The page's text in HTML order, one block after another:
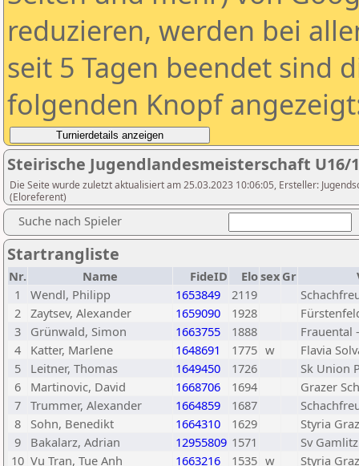
reduzieren, werden bei
seit 5 Tagen beendet sind
folgenden Knopf
Steirische Jugendlandesmeisterschaft U16/
Die Seite wurde zuletzt aktualisiert am 25.03.2023 10:06:05, Ersteller:
(Eloreferent)
Suche nach Spieler
Startrangliste
Nr. Name FideID Elosex Gr
1
Wendl, Philipp 1653849 2119
2 Zaytsev, Alexander 1659090 1928
3
Grünwald, Simon 1663755 1888
Frauental
4
Katter, Marlene 1648691 1775 w
Flavia
5
Leitner, Thomas 1649450 1726
Sk Union
6
Martinovic, David 1668706 1694
Grazer
7 Trummer, Alexander 1664859 1687
8
Sohn, Benedikt 1664310 1629
Styria Graz
9
Bakalarz, Adrian 12955809 1571
Sv Gamlitz
10 Vu Tran, Tue Anh 1663216 1535 w
Styria Graz